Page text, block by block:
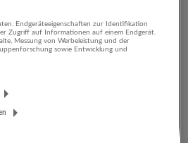
Endgeräteeigenschaften zur Identifikation
Zugriff auf Informationen auf einem Endgerät.
Messung von Werbeleistung und der
sowie Entwicklung und